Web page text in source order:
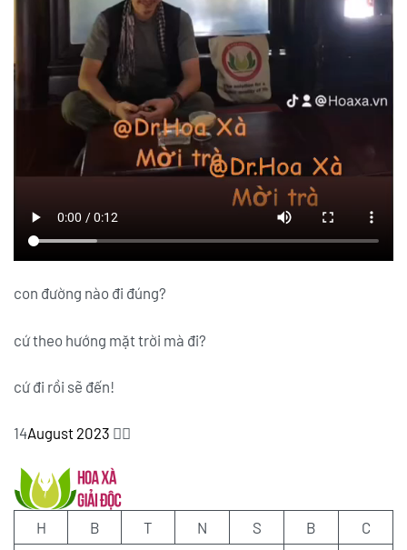
con đường nào đi đúng?
cứ theo hướng mặt trời mà đi?
cứ đi rồi sẽ đến!
14August 2023 ✍🏻
H B T N S B
C